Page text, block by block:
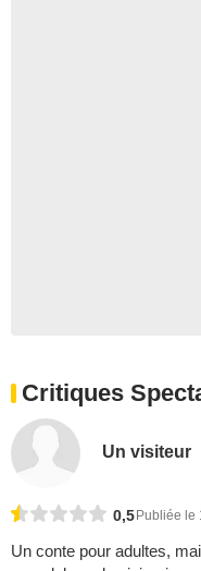
Critiques
Un visiteur
0,5 Publiée le
Un conte pour adultes,